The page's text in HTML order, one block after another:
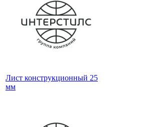
Лист конструкционный 25
мм